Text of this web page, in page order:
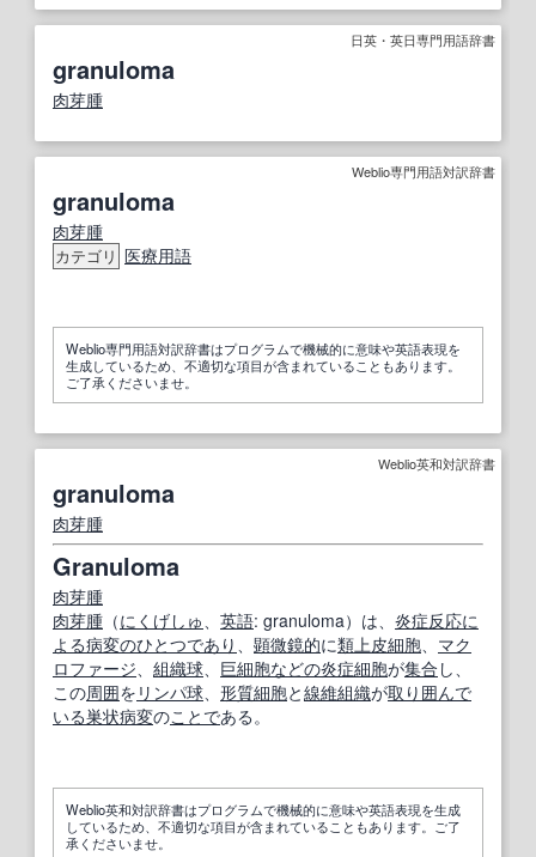
日英・英日専門用語辞書
granuloma
肉芽腫
Weblio専門用語対訳辞書
granuloma
肉芽腫
カテゴリ 医療用語
Weblio専門用語対訳辞書はプログラムで機械的に意味や英語表現を
生成しているため、不適切な項目が含まれていることもあります。
ご了承くださいませ。
Weblio英和対訳辞書
granuloma
肉芽腫
Granuloma
肉芽腫
肉芽腫 （にくげしゅ 英語: granuloma）は、 炎症反応に
よる病変のひとつであり 顕微鏡的に類上皮細胞
マク
ロファージ
組織球 巨細胞などの炎症細胞が集合 し、
この周囲を リンパ球 形質細胞と線維組織が取り 囲んで
いる巣状病変のことである。
Weblio英和対訳辞書はプログラムで機械的に意味や英語表現を生成
しているため、不適切な項目が含まれていることもあります。ご了
承くださいませ。